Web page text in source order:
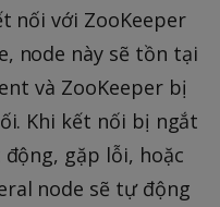
nối với ZooKeeper
node này sẽ tồn tại
và ZooKeeper bị
Khi kết nối bị ngắt
gặp lỗi, hoặc
node sẽ tự động